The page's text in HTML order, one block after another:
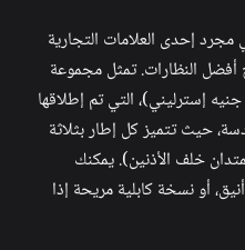
تأسست في عام 1995، هي مجرد إحدى العلامات التجارية
أفضل النظارات. تمثل مجموعة
إبيلكسوري للإطارات (بدءًا من 1300 جنيه إسترليني)، التي تم إطلاقها
الهندسة، حيث تتميز كل إطار بثلاثة
خلف الأذنين). يمكنك
أو نسخة كابلية مريحة إذا